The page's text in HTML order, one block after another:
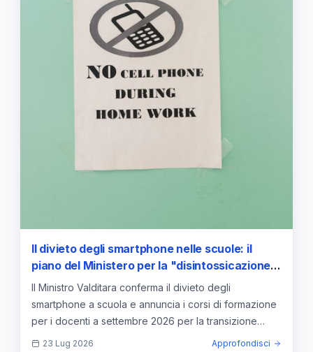
Il divieto degli smartphone nelle scuole: il
piano del Ministero per la "disintossicazione"
digitale e la formazione dei docenti
Il Ministro Valditara conferma il divieto degli
smartphone a scuola e annuncia i corsi di formazione
per i docenti a settembre 2026 per la transizione
digitale.
23 Lug 2026 Approfondisci